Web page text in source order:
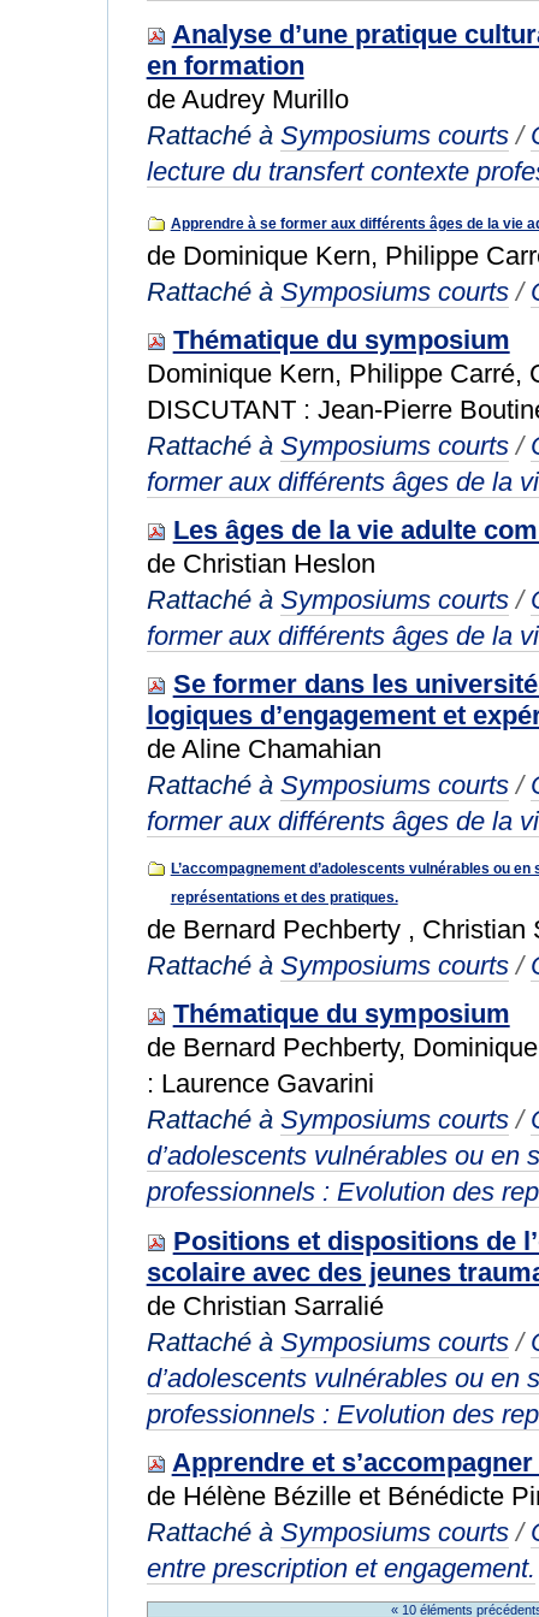
Analyse d’une pratique
en formation
de Audrey Murillo
Rattaché à Symposiums courts /
lecture du transfert contexte
Apprendre à se former aux différents âges de la vie
de Dominique Kern, Philippe
Rattaché à Symposiums courts /
Thématique du symposium
Dominique Kern, Philippe Carré,
DISCUTANT : Jean-Pierre
Rattaché à Symposiums courts /
former aux différents âges de la
Les âges de la vie adulte
de Christian Heslon
Rattaché à Symposiums courts /
former aux différents âges de la
Se former dans les
logiques d’engagement et
de Aline Chamahian
Rattaché à Symposiums courts /
former aux différents âges de la
L’accompagnement d’adolescents vulnérables ou
représentations et des pratiques.
de Bernard Pechberty ,
Rattaché à Symposiums courts /
Thématique du symposium
de Bernard Pechberty,
: Laurence Gavarini
Rattaché à Symposiums courts /
d’adolescents vulnérables ou en
professionnels : Evolution des
Positions et dispositions de
scolaire avec des jeunes
de Christian Sarralié
Rattaché à Symposiums courts /
d’adolescents vulnérables ou en
professionnels : Evolution des
Apprendre et
de Hélène Bézille et Bénédicte
Rattaché à Symposiums courts /
entre prescription et engagement.
« 10 éléments